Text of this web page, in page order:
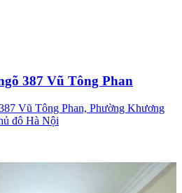
387 Vũ Tông Phan
Vũ Tông Phan, Phường Khương
đô Hà Nội